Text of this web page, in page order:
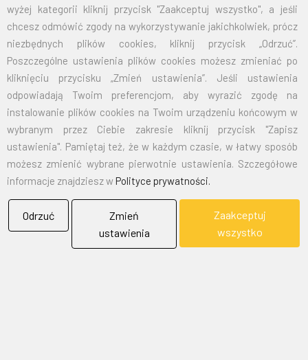
wyżej kategorii kliknij przycisk "Zaakceptuj wszystko", a jeśli
chcesz odmówić zgody na wykorzystywanie jakichkolwiek, prócz
niezbędnych plików cookies, kliknij przycisk „Odrzuć”.
Poszczególne ustawienia plików cookies możesz zmieniać po
kliknięciu przycisku „Zmień ustawienia”. Jeśli ustawienia
odpowiadają Twoim preferencjom, aby wyrazić zgodę na
instalowanie plików cookies na Twoim urządzeniu końcowym w
wybranym przez Ciebie zakresie kliknij przycisk "Zapisz
ustawienia". Pamiętaj też, że w każdym czasie, w łatwy sposób
możesz zmienić wybrane pierwotnie ustawienia. Szczegółowe
informacje znajdziesz wPolityce prywatności.
Odrzuć
Zmień
ustawienia
Zaakceptuj
wszystko
151,50
EMAIL: marketing@bielflag.pl
biuro@bielflag.pl
TELEFON:600 42 11 90,33/816 21 78
BIELFLAG